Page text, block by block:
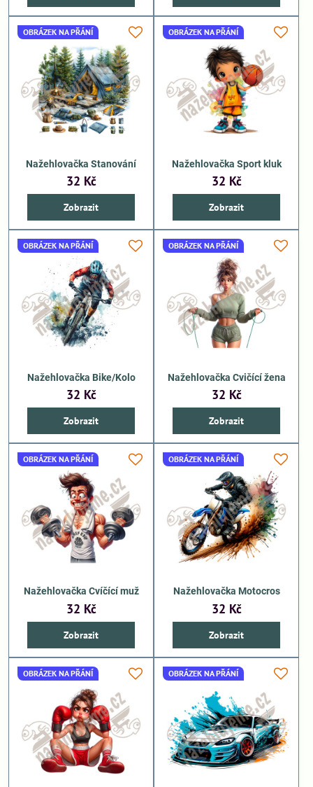
OBRÁZEK NA PŘÁNÍ
Nažehlovačka Stanování
32 Kč
Zobrazit
OBRÁZEK NA PŘÁNÍ
Nažehlovačka Sport kluk
32 Kč
Zobrazit
OBRÁZEK NA PŘÁNÍ
Nažehlovačka Bike/Kolo
32 Kč
Zobrazit
OBRÁZEK NA PŘÁNÍ
Nažehlovačka Cvičící žena
32 Kč
Zobrazit
OBRÁZEK NA PŘÁNÍ
Nažehlovačka Cvíčící muž
32 Kč
Zobrazit
OBRÁZEK NA PŘÁNÍ
Nažehlovačka Motocros
32 Kč
Zobrazit
OBRÁZEK NA PŘÁNÍ OBRÁZEK NA PŘÁNÍ